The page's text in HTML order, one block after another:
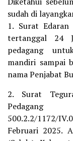
sudah di
1. Surat Edaran
tertanggal 24
pedagang
mandiri sampai
nama Penjabat
2. Surat
500.2.2/1172/
Februari 2025.